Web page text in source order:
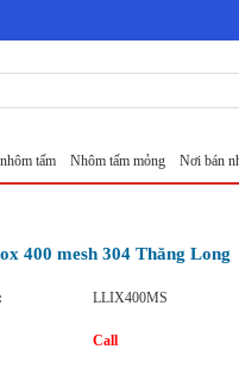
Nhôm tấm mỏng Nơi bán nhôm
400 mesh 304 Thăng Long
LLIX400MS
Call